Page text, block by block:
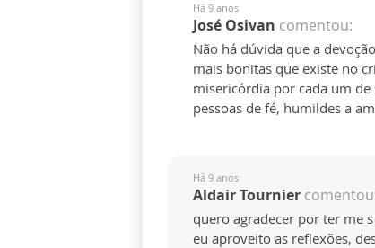
Há 9 anos
José Osivan comentou:
Não há dúvida que a
mais bonitas que existe no
misericórdia por cada um de
pessoas de fé, humildes a
Há 9 anos
Aldair Tournier
quero agradecer por ter me
eu aproveito as reflexões,